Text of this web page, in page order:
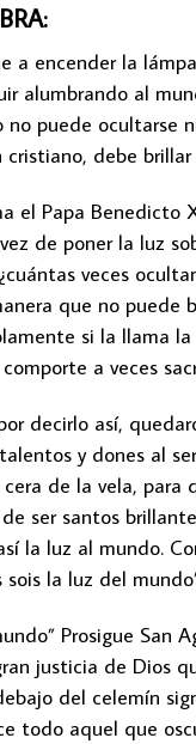
a encender la
alumbrando al
puede ocultarse
cristiano, debe
el Papa Benedicto
de poner la luz
veces
que no puede
si la llama
a veces
decirlo así,
y dones al
de la vela,
ser santos
la luz al mundo.
sois la luz del
Prosigue San
justicia de Dios
del celemín
todo aquel que